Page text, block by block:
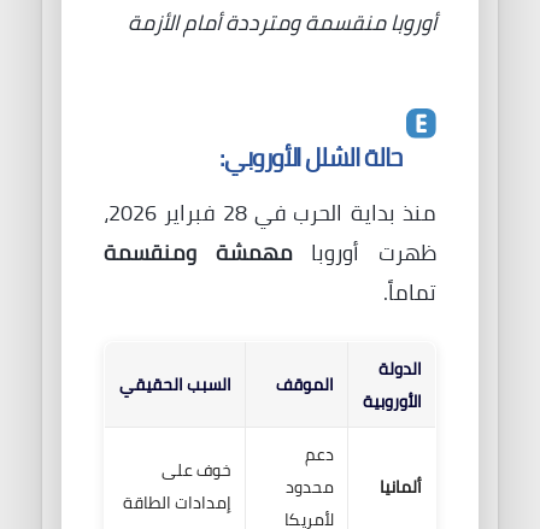
أوروبا منقسمة ومترددة أمام الأزمة
حالة الشلل الأوروبي:
منذ بداية الحرب في 28 فبراير 2026،
ظهرت أوروبامهمشة ومنقسمة
تماماً.
الدولة
الأوروبية
الموقف السبب الحقيقي
ألمانيا
دعم
محدود
لأمريكا
خوف على
إمدادات الطاقة